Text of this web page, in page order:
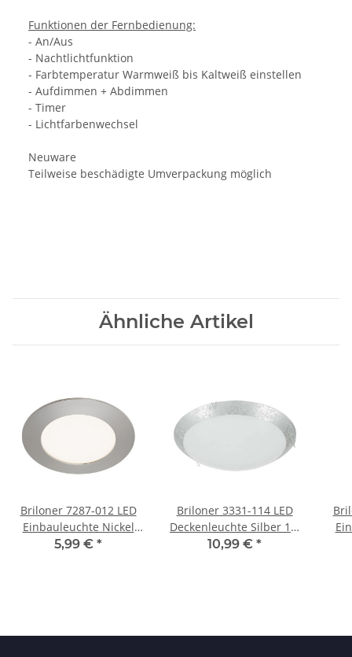
Funktionen der Fernbedienung:
- An/Aus
- Nachtlichtfunktion
- Farbtemperatur Warmweiß bis Kaltweiß einstellen
- Aufdimmen + Abdimmen
- Timer
- Lichtfarbenwechsel
Neuware
Teilweise beschädigte Umverpackung möglich
Ähnliche Artikel
Briloner 7287-012 LED
Einbauleuchte Nickel
18W 1800lm 4000K
5,99 € *
Briloner 3331-114 LED
Deckenleuchte Silber 1 x
8,4W 900lm 4000K
10,99 € *